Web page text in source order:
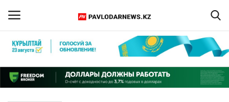
Регистрация
Главная